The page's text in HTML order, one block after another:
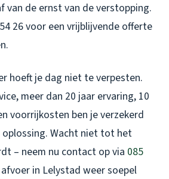
van de ernst van de verstopping.
26 voor een vrijblijvende offerte
hoeft je dag niet te verpesten.
meer dan 20 jaar ervaring, 10
voorrijkosten ben je verzekerd
oplossing. Wacht niet tot het
– neem nu contact op via 085
in Lelystad weer soepel